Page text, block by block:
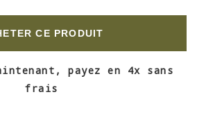
CE PRODUIT
payez en 4x sans
frais